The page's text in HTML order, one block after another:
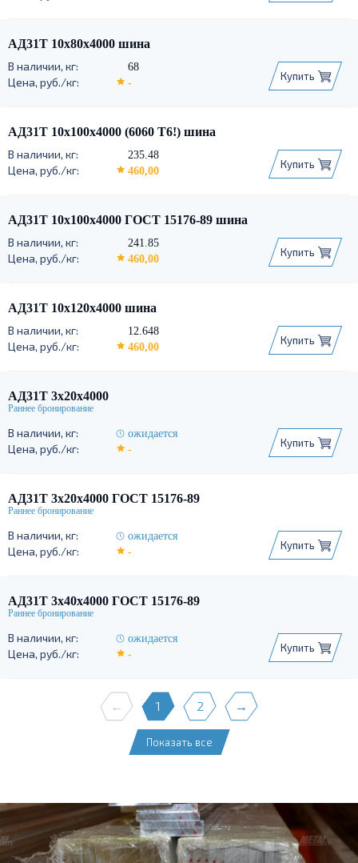
АД31Т 10х80х4000 шина
68
-
Купить
АД31Т 10х100х4000 (6060 Т6!) шина
235.48
460,00
Купить
АД31Т 10х100х4000 ГОСТ 15176-89 шина
241.85
460,00
Купить
АД31Т 10х120х4000 шина
12.648
460,00
Купить
АД31Т 3х20х4000
ожидается
-
Купить
АД31Т 3х20х4000 ГОСТ 15176-89
ожидается
-
Купить
АД31Т 3х40х4000 ГОСТ 15176-89
ожидается
-
Купить
← 1 2 →
Показать все